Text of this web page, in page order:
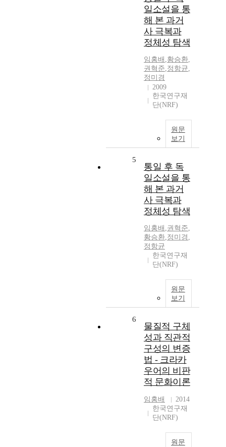
일소설을 통
해 본 과거
사 극복과
정체성 탐색
임홍배 ,황승환,
권혁준,정항균,
정미경
2009
한국연구재
단(NRF)
원문
보기
5
통일 후 독
일소설을 통
해 본 과거
사 극복과
정체성 탐색
임홍배 ,권혁준,
황승환,정미경 ,
정항균
한국연구재
단(NRF)
원문
보기
6
물질적 구체
성과 직관적
구성의 변증
법 - 크라카
우어의 비판
적 문화이론
임홍배
2014
한국연구재
단(NRF)
원문